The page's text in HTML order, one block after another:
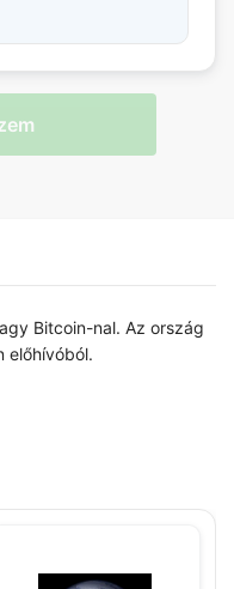
Bitcoin-nal. Az ország
előhívóból.